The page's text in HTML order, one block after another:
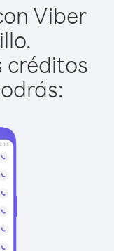
Viber
créditos